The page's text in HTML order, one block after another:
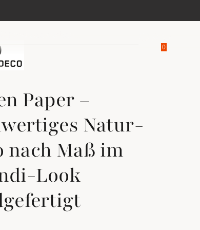
öffnen
öffnen 0
Paper –
Natur-
nach Maß im
Look